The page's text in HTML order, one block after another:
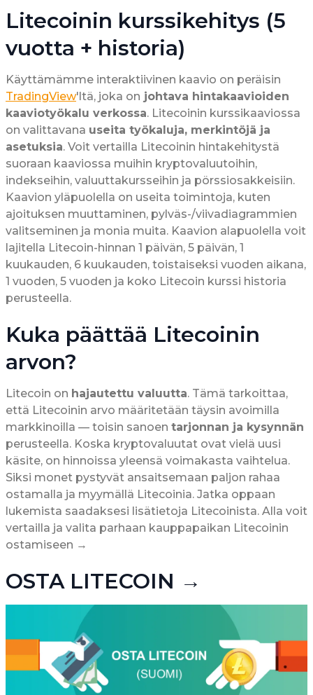
Litecoinin kurssikehitys (5
vuotta + historia)
Käyttämämme interaktiivinen kaavio on peräisin
TradingView'ltä, joka on johtava hintakaavioiden
kaaviotyökalu verkossa. Litecoinin kurssikaaviossa
on valittavana useita työkaluja, merkintöjä ja
asetuksia. Voit vertailla Litecoinin hintakehitystä
suoraan kaaviossa muihin kryptovaluutoihin,
indekseihin, valuuttakursseihin ja pörssiosakkeisiin.
Kaavion yläpuolella on useita toimintoja, kuten
ajoituksen muuttaminen, pylväs-/viivadiagrammien
valitseminen ja monia muita. Kaavion alapuolella voit
lajitella Litecoin-hinnan 1 päivän, 5 päivän, 1
kuukauden, 6 kuukauden, toistaiseksi vuoden aikana,
1 vuoden, 5 vuoden ja koko Litecoin kurssi historia
perusteella.
Kuka päättää Litecoinin
arvon?
Litecoin on hajautettu valuutta. Tämä tarkoittaa,
että Litecoinin arvo määritetään täysin avoimilla
markkinoilla — toisin sanoen tarjonnan ja kysynnän
perusteella. Koska kryptovaluutat ovat vielä uusi
käsite, on hinnoissa yleensä voimakasta vaihtelua.
Siksi monet pystyvät ansaitsemaan paljon rahaa
ostamalla ja myymällä Litecoinia. Jatka oppaan
lukemista saadaksesi lisätietoja Litecoinista. Alla voit
vertailla ja valita parhaan kauppapaikan Litecoinin
ostamiseen →
OSTA LITECOIN →